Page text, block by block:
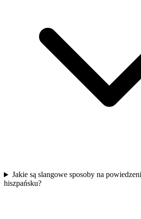
Jakie są slangowe sposoby na
hiszpańsku?